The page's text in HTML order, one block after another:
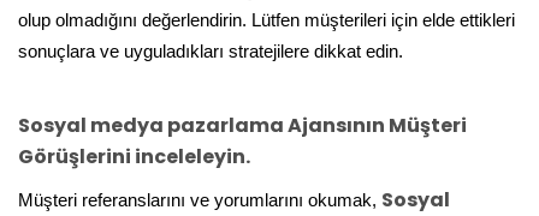
olup olmadığını değerlendirin. Lütfen müşterileri için elde ettikleri
sonuçlara ve uyguladıkları stratejilere dikkat edin.
Sosyal medya pazarlama Ajansının Müşteri
Görüşlerini inceleleyin.
Müşteri referanslarını ve yorumlarını okumak, Sosyal